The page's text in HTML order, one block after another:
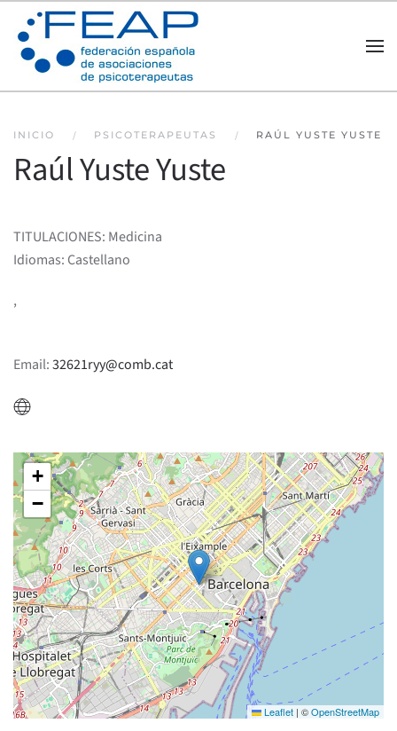
Skip to main content
INICIO PSICOTERAPEUTAS RAÚL YUSTE YUSTE
Raúl Yuste Yuste
TITULACIONES: Medicina
Idiomas: Castellano
,
Email:32621ryy@comb.cat
+
−
Leaflet | ©OpenStreetMap